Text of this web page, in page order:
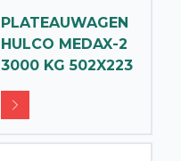
PLATEAUWAGEN
HULCO MEDAX-2
3000 KG 502X223